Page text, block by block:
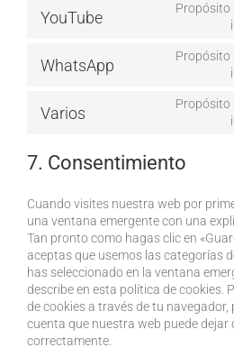
YouTube
Propósito
WhatsApp
Propósito
Varios
Propósito
7. Consentimiento
Cuando visites nuestra web por
una ventana emergente con una
Tan pronto como hagas clic en
aceptas que usemos las categorías
has seleccionado en la ventana
describe en esta política de cookies.
de cookies a través de tu navegador,
cuenta que nuestra web puede dejar
correctamente.